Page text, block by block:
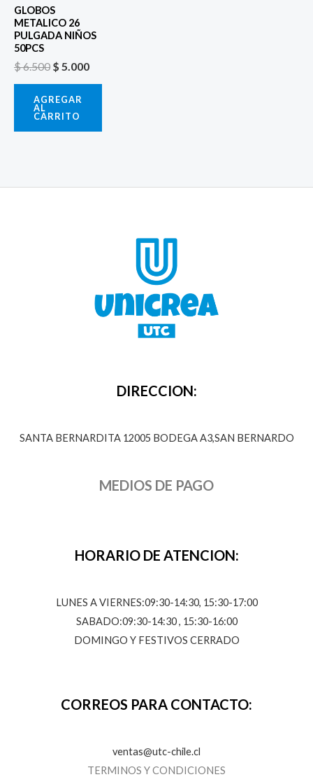
GLOBOS
METALICO 26
PULGADA NIÑOS
50PCS
$6.500
$ 6.500.
$ 5.000
AGREGAR
AL
CARRITO
DIRECCION:
SANTA BERNARDITA 12005 BODEGA A3,SAN BERNARDO
MEDIOS DE PAGO
HORARIO DE ATENCION:
LUNES A VIERNES:09:30-14:30, 15:30-17:00
SABADO:09:30-14:30 , 15:30-16:00
DOMINGO Y FESTIVOS CERRADO
CORREOS PARA CONTACTO:
ventas@utc-chile.cl
TERMINOS Y CONDICIONES